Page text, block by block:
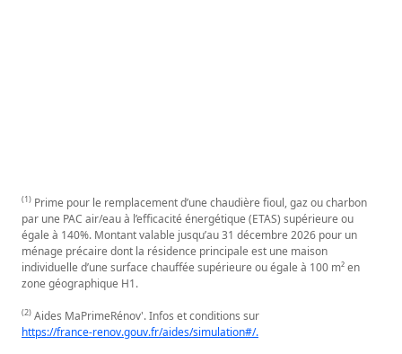
(1) Prime pour le remplacement d’une chaudière fioul, gaz ou charbon
par une PAC air/eau à l’efficacité énergétique (ETAS) supérieure ou
égale à 140%. Montant valable jusqu’au 31 décembre 2026 pour un
ménage précaire dont la résidence principale est une maison
individuelle d’une surface chauffée supérieure ou égale à 100 m² en
zone géographique H1.
(2) Aides MaPrimeRénov'. Infos et conditions sur
https://france-renov.gouv.fr/aides/simulation#/.